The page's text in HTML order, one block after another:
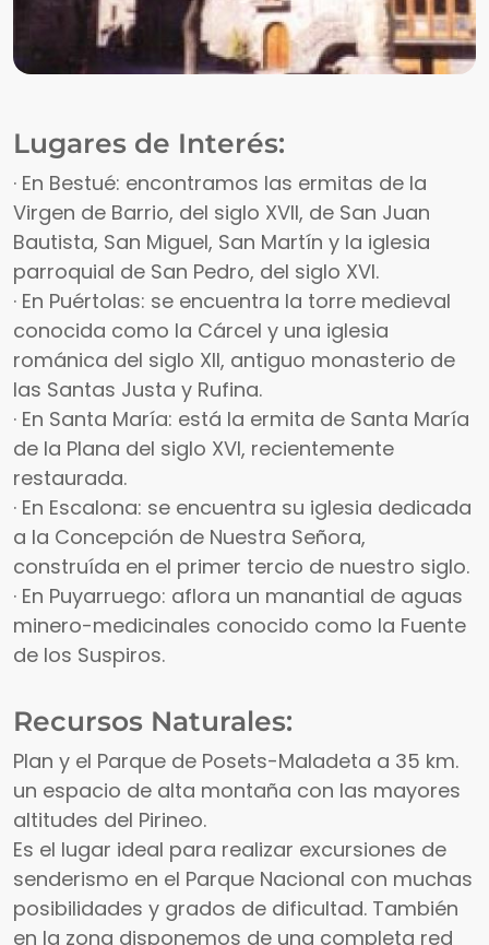
Lugares de Interés:
· En Bestué: encontramos las ermitas de la
Virgen de Barrio, del siglo XVII, de San Juan
Bautista, San Miguel, San Martín y la iglesia
parroquial de San Pedro, del siglo XVI.
· En Puértolas: se encuentra la torre medieval
conocida como la Cárcel y una iglesia
románica del siglo XII, antiguo monasterio de
las Santas Justa y Rufina.
· En Santa María: está la ermita de Santa María
de la Plana del siglo XVI, recientemente
restaurada.
· En Escalona: se encuentra su iglesia dedicada
a la Concepción de Nuestra Señora,
construída en el primer tercio de nuestro siglo.
· En Puyarruego: aflora un manantial de aguas
minero-medicinales conocido como la Fuente
de los Suspiros.
Recursos Naturales:
Plan y el Parque de Posets-Maladeta a 35 km.
un espacio de alta montaña con las mayores
altitudes del Pirineo.
Es el lugar ideal para realizar excursiones de
senderismo en el Parque Nacional con muchas
posibilidades y grados de dificultad. También
en la zona disponemos de una completa red